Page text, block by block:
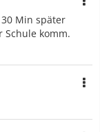
Min später
Schule komm.